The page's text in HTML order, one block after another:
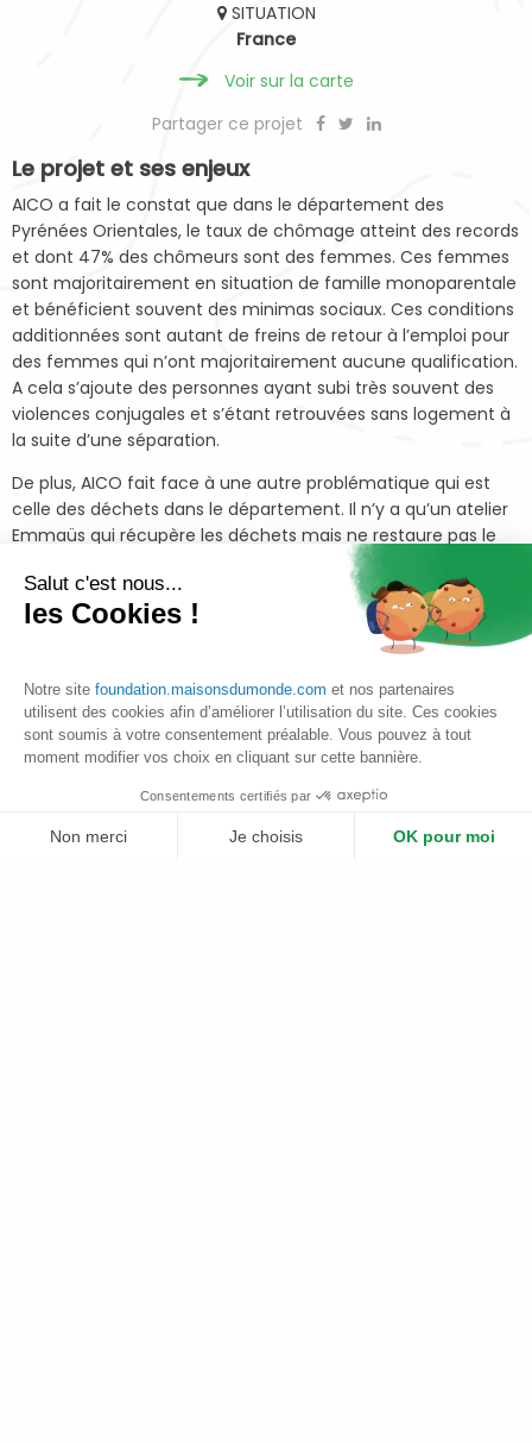
SITUATION
France
Voir sur la carte
Partager ce projet
Le projet et ses enjeux
AICO a fait le constat que dans le département des
Pyrénées Orientales, le taux de chômage atteint des records
et dont 47% des chômeurs sont des femmes. Ces femmes
sont majoritairement en situation de famille monoparentale
et bénéficient souvent des minimas sociaux. Ces conditions
additionnées sont autant de freins de retour à l’emploi pour
des femmes qui n’ont majoritairement aucune qualification.
A cela s’ajoute des personnes ayant subi très souvent des
violences conjugales et s’étant retrouvées sans logement à
la suite d’une séparation.
De plus, AICO fait face à une autre problématique qui est
celle des déchets dans le département. Il n’y a qu’un atelier
Emmaüs qui récupère les déchets mais ne restaure pas le
C’est pourquoi l’association a lancé son projet de
revalorisation du bois pour répondre à ces
grâce à la revalorisation des déchets et en
particulier du matériau bois.
Ainsi, AICO a pour vocation d’aider davantage de
salariées dans leur réinsertion professionnelle en
revalorisation du bois.
Salut c'est nous...
les Cookies !
Notre site foundation.maisonsdumonde.com et nos partenaires
utilisent des cookies afin d’améliorer l’utilisation du site. Ces cookies
sont soumis à votre consentement préalable. Vous pouvez à tout
moment modifier vos choix en cliquant sur cette bannière.
Consentements certifiés par
Non merci Je choisis OK pour moi